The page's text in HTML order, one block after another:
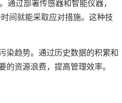
通过部署传感器和智能仪器，
间就能采取应对措施。这种技
染趋势。通过历史数据的积累和
资源浪费，提高管理效率。